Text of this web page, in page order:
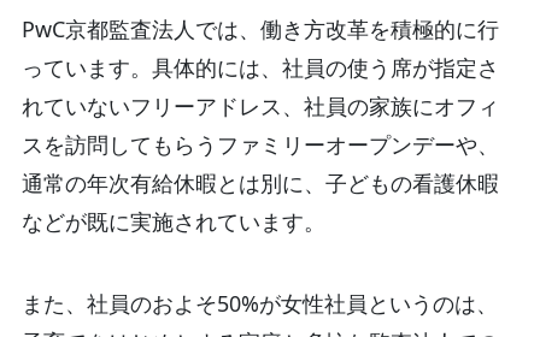
PwC京都監査法人では、働き方改革を積極的に行
っています。具体的には、社員の使う席が指定さ
れていないフリーアドレス、社員の家族にオフィ
スを訪問してもらうファミリーオープンデーや、
通常の年次有給休暇とは別に、子どもの看護休暇
などが既に実施されています。
また、社員のおよそ50%が女性社員というのは、